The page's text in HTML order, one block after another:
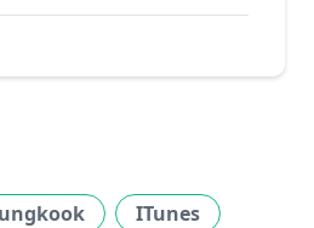
ITunes